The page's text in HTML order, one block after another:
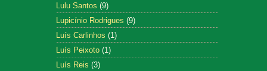
Lulu Santos (9)
Lupicínio Rodrigues (9)
Luís Carlinhos (1)
Luís Peixoto (1)
Luís Reis (3)